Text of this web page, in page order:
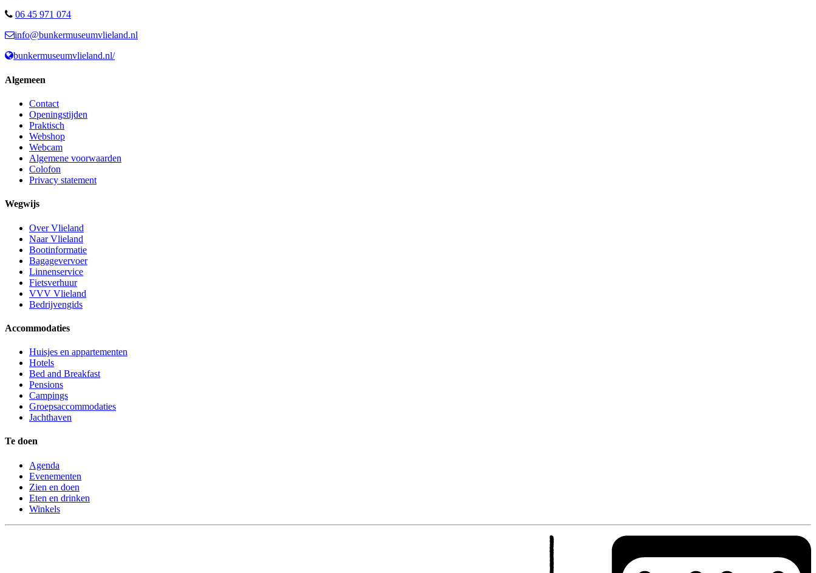
06 45 971 074
info@bunkermuseumvlieland.nl
bunkermuseumvlieland.nl/
Algemeen
Contact
Openingstijden
Praktisch
Webshop
Webcam
Algemene voorwaarden
Colofon
Privacy statement
Wegwijs
Over Vlieland
Naar Vlieland
Bootinformatie
Bagagevervoer
Linnenservice
Fietsverhuur
VVV Vlieland
Bedrijvengids
Accommodaties
Huisjes en appartementen
Hotels
Bed and Breakfast
Pensions
Campings
Groepsaccommodaties
Jachthaven
Te doen
Agenda
Evenementen
Zien en doen
Eten en drinken
Winkels